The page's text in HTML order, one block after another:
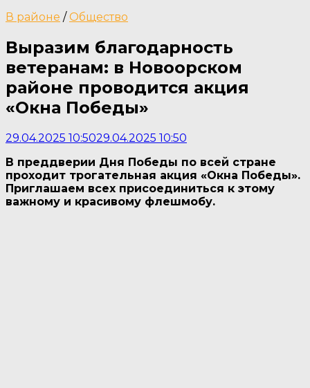
В районе /Общество
Выразим благодарность
ветеранам: в Новоорском
районе проводится акция
«Окна Победы»
29.04.2025 10:5029.04.2025 10:50
В преддверии Дня Победы по всей стране
проходит трогательная акция «Окна Победы».
Приглашаем всех присоединиться к этому
важному и красивому флешмобу.